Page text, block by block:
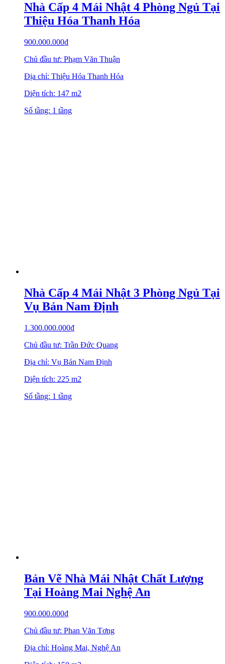
Nhà Cấp 4 Mái Nhật 4 Phòng Ngủ Tại
Thiệu Hóa Thanh Hóa
900.000.000₫
Chủ đầu tư: Phạm Văn Thuận
Địa chỉ: Thiệu Hóa Thanh Hóa
Diện tích: 147 m2
Số tầng: 1 tầng
Nhà Cấp 4 Mái Nhật 3 Phòng Ngủ Tại
Vụ Bản Nam Định
1.300.000.000₫
Chủ đầu tư: Trần Đức Quang
Địa chỉ: Vụ Bản Nam Định
Diện tích: 225 m2
Số tầng: 1 tầng
Bản Vẽ Nhà Mái Nhật Chất Lượng
Tại Hoàng Mai Nghệ An
900.000.000₫
Chủ đầu tư: Phan Văn Tơng
Địa chỉ: Hoàng Mai, Nghệ An